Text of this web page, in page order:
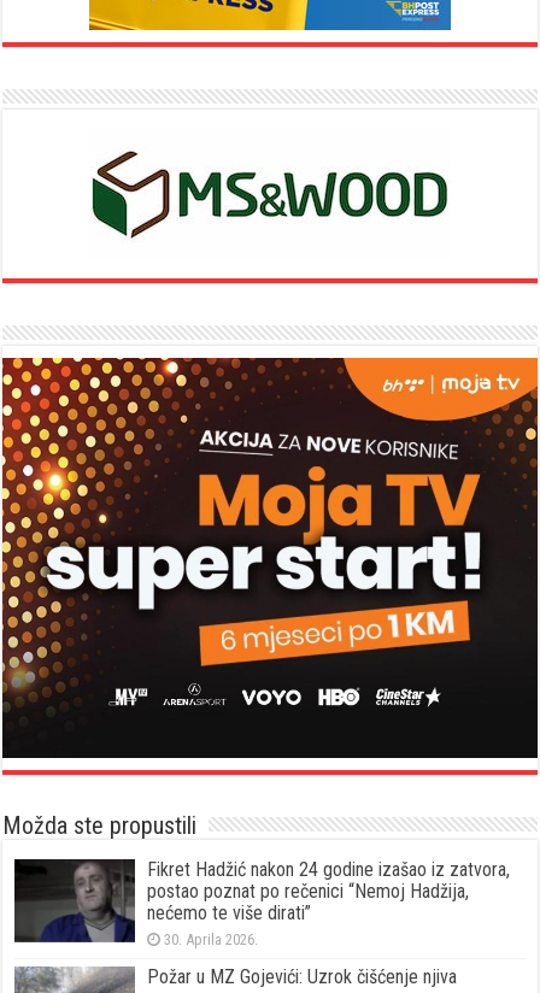
Možda ste propustili
Fikret Hadžić nakon 24 godine izašao iz zatvora,
postao poznat po rečenici “Nemoj Hadžija,
nećemo te više dirati”
30. Aprila 2026.
Požar u MZ Gojevići: Uzrok čišćenje njiva